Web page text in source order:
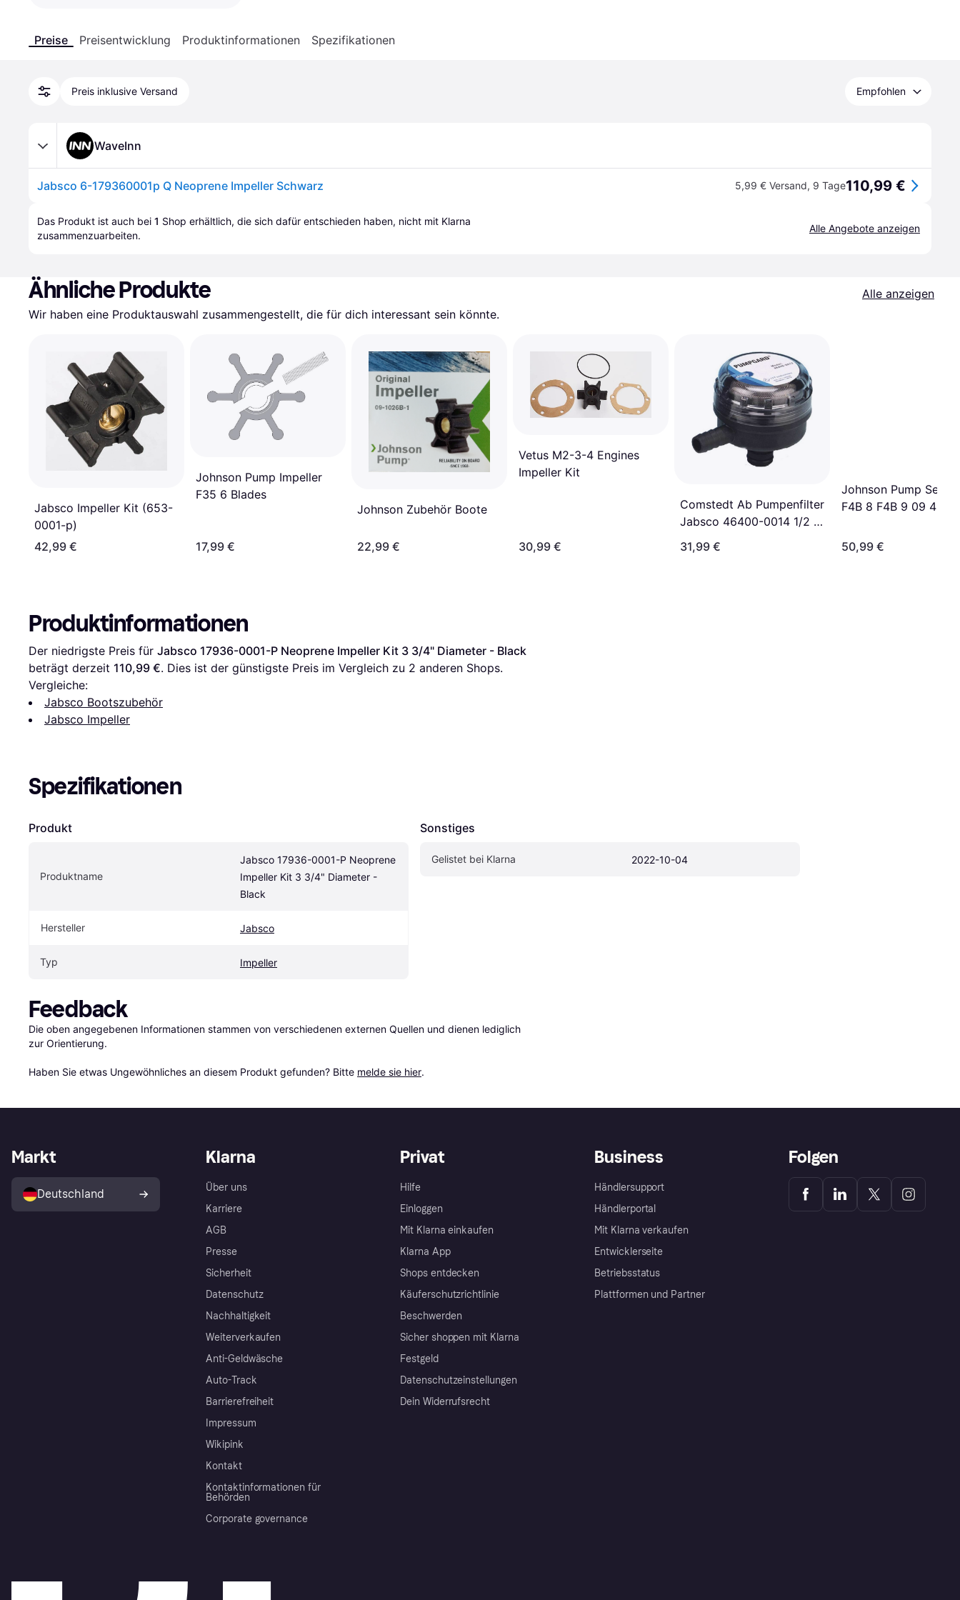
Preise Preisentwicklung Produktinformationen Spezifikationen
Preis inklusive Versand Empfohlen
WaveInn
Jabsco 6-179360001p Q Neoprene Impeller Schwarz 5,99 € Versand, 9 Tage110,99 €
Das Produkt ist auch bei 1 Shop erhältlich, die sich dafür entschieden haben, nicht mit Klarna
zusammenzuarbeiten.
Alle Angebote anzeigen
Ähnliche Produkte
Alle anzeigen
Wir haben eine Produktauswahl zusammengestellt, die für dich interessant sein könnte.
Jabsco Impeller Kit (653-
0001-p)
42,99 €
Johnson Pump Impeller
F35 6 Blades
17,99 €
Johnson Zubehör Boote
22,99 €
Vetus M2-3-4 Engines
Impeller Kit
30,99 €
Comstedt Ab Pumpenfilter
Jabsco 46400-0014 1/2 G
31,99 €
Johnson Pump
F4B 8 F4B 9 09
50,99 €
Produktinformationen
Der niedrigste Preis für Jabsco 17936-0001-P Neoprene Impeller Kit 3 3/4" Diameter - Black
beträgt derzeit 110,99 €. Dies ist der günstigste Preis im Vergleich zu 2 anderen Shops.
Vergleiche:
Jabsco Bootszubehör
Jabsco Impeller
Spezifikationen
Produkt
Produktname
Jabsco 17936-0001-P Neoprene
Impeller Kit 3 3/4" Diameter -
Black
Hersteller Jabsco
Typ Impeller
Sonstiges
Gelistet bei Klarna 2022-10-04
Feedback
Die oben angegebenen Informationen stammen von verschiedenen externen Quellen und dienen lediglich
zur Orientierung.
Haben Sie etwas Ungewöhnliches an diesem Produkt gefunden? Bitte melde sie hier.
Klarna
Über uns
Karriere
AGB
Presse
Sicherheit
Datenschutz
Nachhaltigkeit
Weiterverkaufen
Anti-Geldwäsche
Auto-Track
Barrierefreiheit
Impressum
Wikipink
Kontakt
Kontaktinformationen für
Behörden
Corporate governance
Privat
Hilfe
Einloggen
Mit Klarna einkaufen
Klarna App
Shops entdecken
Käuferschutzrichtlinie
Beschwerden
Sicher shoppen mit Klarna
Festgeld
Datenschutzeinstellungen
Dein Widerrufsrecht
Business
Händlersupport
Händlerportal
Mit Klarna verkaufen
Entwicklerseite
Betriebsstatus
Plattformen und Partner
Markt
Deutschland
Folgen